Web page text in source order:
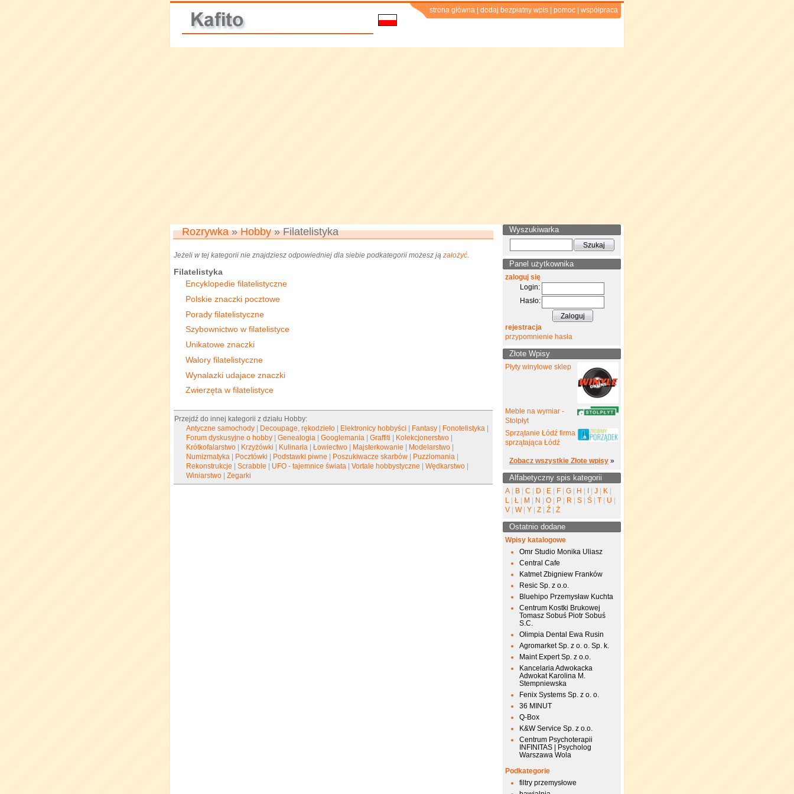
strona główna dodaj bezpłatny wpis pomoc współpraca
Rozrywka»Hobby» Filatelistyka
Jeżeli w tej kategorii nie znajdziesz odpowiedniej dla siebie podkategorii możesz ją założyć.
Filatelistyka
Encyklopedie filatelistyczne
Polskie znaczki pocztowe
Porady filatelistyczne
Szybownictwo w filatelistyce
Unikatowe znaczki
Walory filatelistyczne
Wynalazki udajace znaczki
Zwierzęta w filatelistyce
Przejdź do innej kategorii z działu Hobby:
Antyczne samochody
Decoupage, rękodzieło Elektronicy hobbyści Fantasy Fonotelistyka
Forum dyskusyjne o hobby |Genealogia |Googlemania |Graffiti Kolekcjonerstwo
Krótkofalarstwo
Krzyżówki Kulinaria |Łowiectwo Majsterkowanie Modelarstwo
Numizmatyka
Pocztówki Podstawki piwne Poszukiwacze skarbów Puzzlomania
Rekonstrukcje |Scrabble UFO - tajemnice świata |Vortale hobbystyczne |Wędkarstwo
Winiarstwo |Zegarki
Wyszukiwarka
Panel użytkownika
zaloguj się
Login:
Hasło:
rejestracja
przypomnienie hasła
Złote Wpisy
Płyty winylowe sklep
Meble na wymiar -
Stolpłyt
Sprzątanie Łódź firma
sprzątająca Łódź
Zobacz wszystkie Złote wpisy »
Alfabetyczny spis kategorii
A B C D E F G H J K
L
Ł M N O P R S Ś T U
V
W Y Z Ź Ż
Ostatnio dodane
Wpisy katalogowe
Omr Studio Monika Uliasz
Central Cafe
Katmet Zbigniew Franków
Resic Sp. z o.o.
Bluehipo Przemysław Kuchta
Centrum Kostki Brukowej
Tomasz Sobuś Piotr Sobuś
S.C.
Olimpia Dental Ewa Rusin
Agromarket Sp. z o. o. Sp. k.
Maint Expert Sp. z o.o.
Kancelaria Adwokacka
Adwokat Karolina M.
Stempniewska
Fenix Systems Sp. z o. o.
36 MINUT
Q-Box
K&W Service Sp. z o.o.
Centrum Psychoterapii
INFINITAS | Psycholog
Warszawa Wola
Podkategorie
filtry przemysłowe